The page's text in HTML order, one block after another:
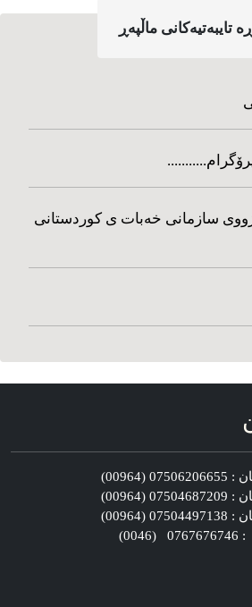
تایبه‌تیه‌کانی ماڵپه‌ڕ
سازمانی خه‌بات ی کوردستانی